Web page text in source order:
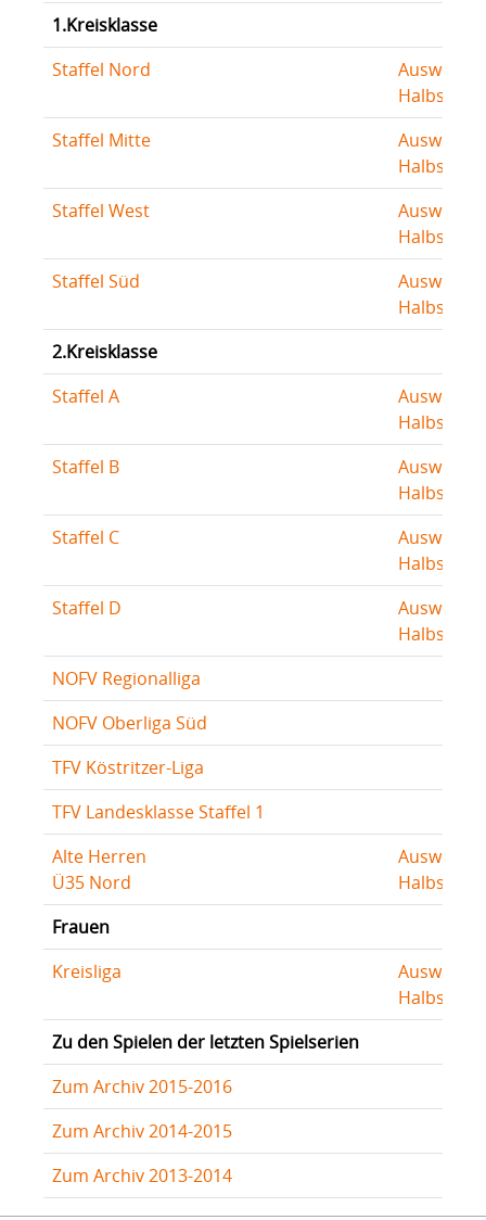
1.Kreisklasse
Staffel Nord
Halbserie
Staffel Mitte
Halbserie
Staffel West
Halbserie
Staffel Süd
Halbserie
2.Kreisklasse
Staffel A
Halbserie
Staffel B
Halbserie
Staffel C
Halbserie
Staffel D
Halbserie
NOFV Regionalliga
NOFV Oberliga Süd
TFV Köstritzer-Liga
TFV Landesklasse Staffel 1
Alte Herren
Ü35 Nord
Halbserie
Frauen
Kreisliga
Halbserie
Zu den Spielen der letzten Spielserien
Zum Archiv 2015-2016
Zum Archiv 2014-2015
Zum Archiv 2013-2014